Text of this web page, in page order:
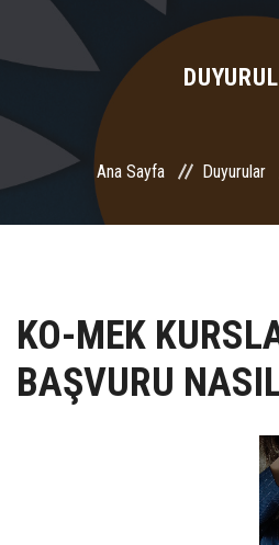
BAŞKAN MESAJI
HAKKIMIZDA
KURS MERKEZLERİ
BRANŞLAR
İLETİŞİM
Ana Sayfa Duyurular
KO-MEK
BAŞVURU